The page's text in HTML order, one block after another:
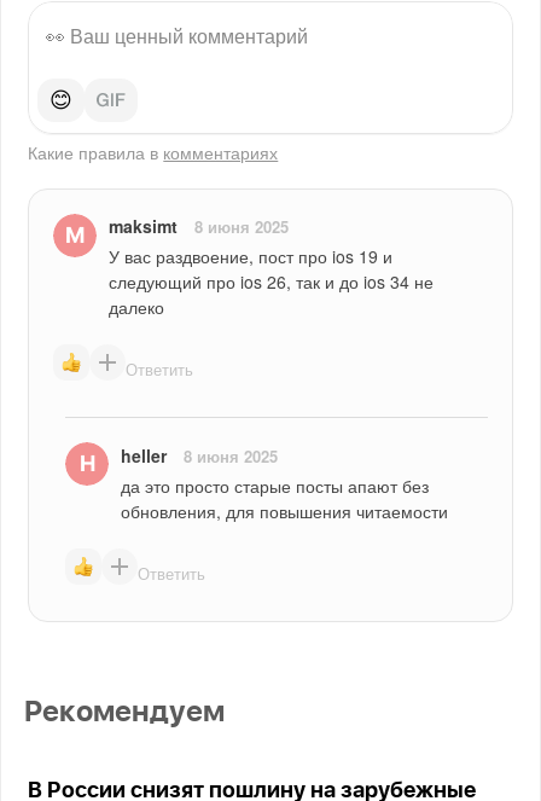
😊
Какие правила в комментариях
maksimt 8 июня 2025
У вас раздвоение, пост про ios 19 и
следующий про ios 26, так и до ios 34 не
далеко
Ответить
heller 8 июня 2025
да это просто старые посты апают без
обновления, для повышения читаемости
Ответить
Рекомендуем
В России снизят пошлину на зарубежные